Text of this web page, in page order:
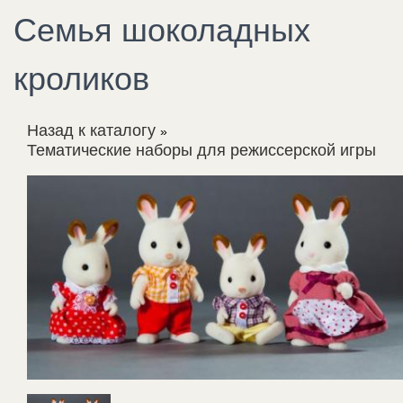
Семья шоколадных
кроликов
Назад к каталогу
Тематические наборы для режиссерской игры